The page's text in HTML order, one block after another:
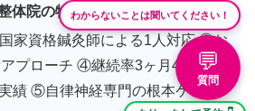
体院の特徴は？
家資格鍼灸師による1人対応 ③お
プローチ ④継続率3ヶ月41.7%・
績 ⑤自律神経専門の根本ケア の
わからないことは聞いてください！
💬
質問